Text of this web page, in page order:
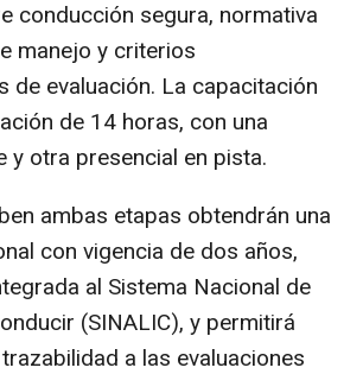
conducción segura, normativa
manejo y criterios
de evaluación. La capacitación
de 14 horas, con una
y otra presencial en pista.
ambas etapas obtendrán una
con vigencia de dos años,
al Sistema Nacional de
(SINALIC), y permitirá
a las evaluaciones